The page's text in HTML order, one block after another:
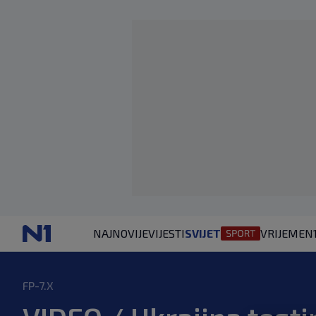
NAJNOVIJEVIJESTISVIJET VRIJEME
FP-7.X